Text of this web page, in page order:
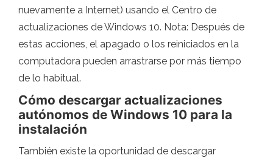
nuevamente a Internet) usando el Centro de
actualizaciones de Windows 10. Nota: Después de
estas acciones, el apagado o los reiniciados en la
computadora pueden arrastrarse por más tiempo
de lo habitual.
Cómo descargar actualizaciones
autónomos de Windows 10 para la
instalación
También existe la oportunidad de descargar